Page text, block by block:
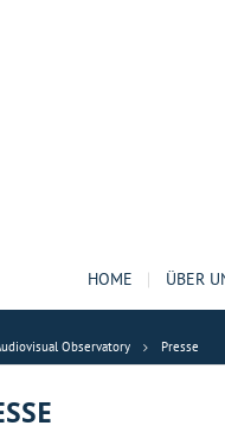
HOME ÜBER
Observatory Presse